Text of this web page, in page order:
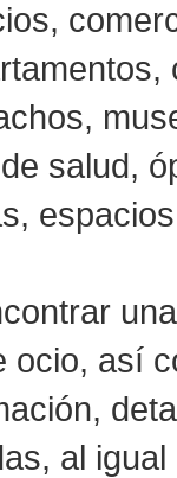
salud,
ocio, así
al